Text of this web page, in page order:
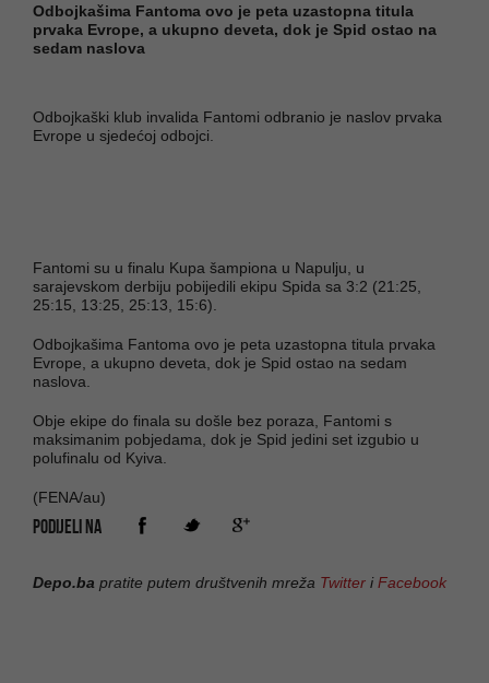
Odbojkašima Fantoma ovo je peta uzastopna titula
prvaka Evrope, a ukupno deveta, dok je Spid ostao na
sedam naslova
Odbojkaški klub invalida Fantomi odbranio je naslov prvaka
Evrope u sjedećoj odbojci.
Fantomi su u finalu Kupa šampiona u Napulju, u
sarajevskom derbiju pobijedili ekipu Spida sa 3:2 (21:25,
25:15, 13:25, 25:13, 15:6).
Odbojkašima Fantoma ovo je peta uzastopna titula prvaka
Evrope, a ukupno deveta, dok je Spid ostao na sedam
naslova.
Obje ekipe do finala su došle bez poraza, Fantomi s
maksimanim pobjedama, dok je Spid jedini set izgubio u
polufinalu od Kyiva.
(FENA/au)
PODIJELI NA
Depo.ba pratite putem društvenih mreža Twitter iFacebook